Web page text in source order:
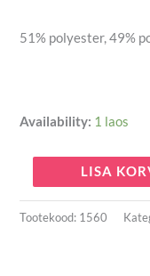
51% polyester, 49%
Availability: 1 laos
LISA
Tootekood: 1560